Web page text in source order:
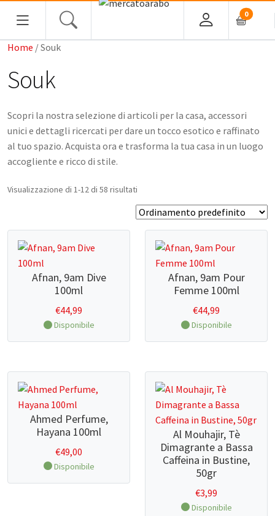
0
HOME
ALIMENTARI
COSMESI
PROFUMI ARABI
INGROSSO
CHI SIAMO
Home / Souk
Souk
Scopri la nostra selezione di articoli per la casa, accessori
unici e dettagli ricercati per dare un tocco esotico e raffinato
al tuo spazio. Acquista ora e trasforma la tua casa in un luogo
accogliente e ricco di stile.
Visualizzazione di 1-12 di 58 risultati
Afnan, 9am Dive
100ml
€44,99
Disponibile
Afnan, 9am Pour
Femme 100ml
€44,99
Disponibile
Ahmed Perfume,
Hayana 100ml
€49,00
Disponibile
Al Mouhajir, Tè
Dimagrante a Bassa
Caffeina in Bustine,
50gr
€3,99
Disponibile